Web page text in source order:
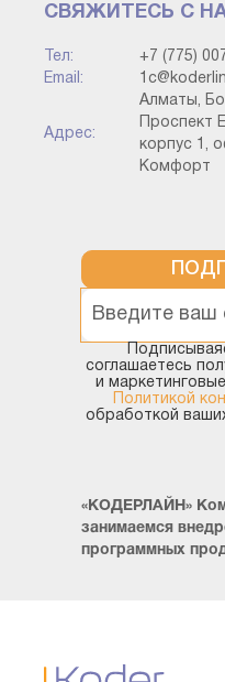
СВЯЖИТЕСЬ С
Тел:
+7 (775)
Email:
Адрес:
Алматы,
Проспект
корпус 1,
Комфорт
соглашаетесь
и
Политикой
обработкой
«КОДЕРЛАЙН»
занимаемся
программных